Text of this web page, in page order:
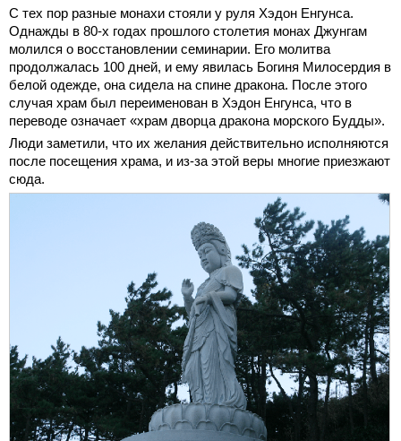
С тех пор разные монахи стояли у руля Хэдон Енгунса.
Однажды в 80-х годах прошлого столетия монах Джунгам
молился о восстановлении семинарии. Его молитва
продолжалась 100 дней, и ему явилась Богиня Милосердия в
белой одежде, она сидела на спине дракона. После этого
случая храм был переименован в Хэдон Енгунса, что в
переводе означает «храм дворца дракона морского Будды».
Люди заметили, что их желания действительно исполняются
после посещения храма, и из-за этой веры многие приезжают
сюда.